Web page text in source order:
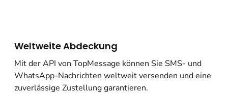
Weltweite Abdeckung
Mit der API von TopMessage können Sie SMS- und
WhatsApp-Nachrichten weltweit versenden und eine
zuverlässige Zustellung garantieren.